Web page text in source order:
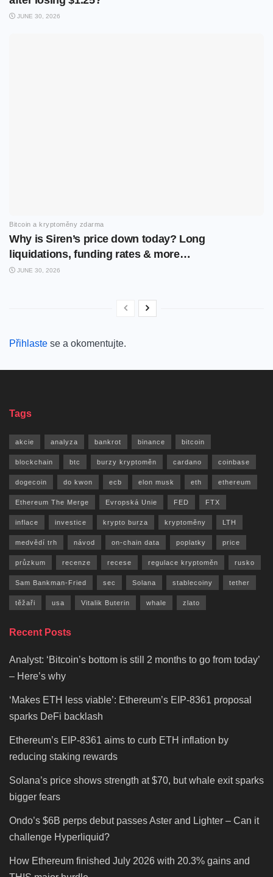
JUNE 30, 2026
Bitcoin a kryptoměny zdarma
Why is Siren’s price down today? Long
liquidations, funding rates & more…
JUNE 30, 2026
Přihlaste se a okomentujte.
Tags
akcie analyza bankrot binance bitcoin
blockchain btc burzy kryptoměn cardano coinbase
dogecoin do kwon ecb elon musk eth ethereum
Ethereum The Merge Evropská Unie FED FTX
inflace investice krypto burza kryptoměny LTH
medvědí trh návod on-chain data poplatky price
průzkum recenze recese regulace kryptoměn rusko
Sam Bankman-Fried sec Solana stablecoiny tether
těžaři usa Vitalik Buterin whale zlato
Recent Posts
Analyst: ‘Bitcoin’s bottom is still 2 months to go from today’
– Here’s why
‘Makes ETH less viable’: Ethereum’s EIP-8361 proposal
sparks DeFi backlash
Ethereum’s EIP-8361 aims to curb ETH inflation by
reducing staking rewards
Solana’s price shows strength at $70, but whale exit sparks
bigger fears
Ondo’s $6B perps debut passes Aster and Lighter – Can it
challenge Hyperliquid?
How Ethereum finished July 2026 with 20.3% gains and